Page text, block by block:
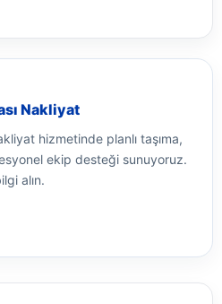
Nakliyat
hizmetinde planlı taşıma,
ekip desteği sunuyoruz.
alın.